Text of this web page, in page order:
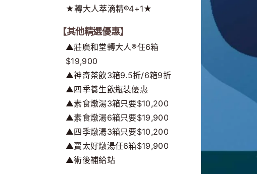
★轉大人萃滴精®4+1★
【其他精選優惠】
▲莊廣和堂轉大人®任6箱
$19,900
▲神奇茶飲3箱9.5折/6箱9折
▲四季養生飲瓶裝優惠
▲素食燉湯3箱只要$10,200
▲素食燉湯6箱只要$19,900
▲四季燉湯3箱只要$10,200
▲賣太好燉湯任6箱$19,900
▲術後補給站